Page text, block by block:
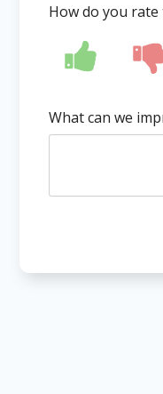
How do you
What can we